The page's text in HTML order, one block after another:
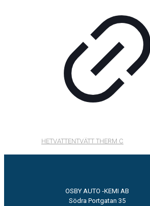
HETVATTENTVÄTT THERM C
OSBY AUTO -KEMI AB
Södra Portgatan 35